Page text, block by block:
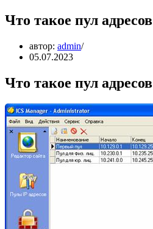
Что такое пул адресов
автор: admin
05.07.2023
Что такое пул адресов